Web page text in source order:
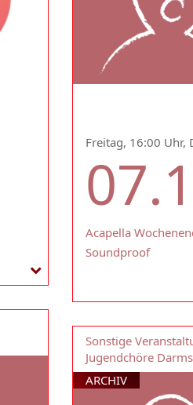
Freitag, 16:00 Uhr,
Acapella
Soundproof
Sonstige
Jugendchöre
ARCHIV